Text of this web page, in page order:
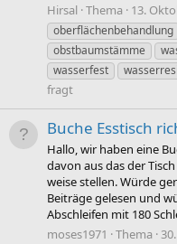
Hirsal Thema 13.
oberflächenbehandlung
obstbaumstämme
wasserfest
fragt
Buche Esstisch
Hallo, wir haben eine
davon aus das der
weise stellen. Würde
Beiträge gelesen und
Abschleifen mit 180
moses1971
Thema